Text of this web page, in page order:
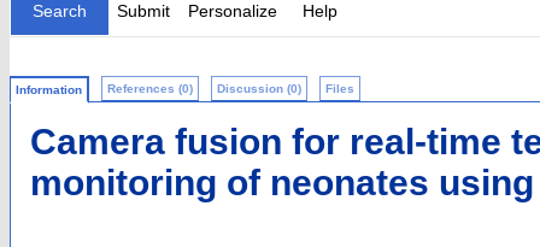
Search Submit Personalize Help
Information References (0) Discussion (0) Files
Camera fusion for real-time
monitoring of neonates